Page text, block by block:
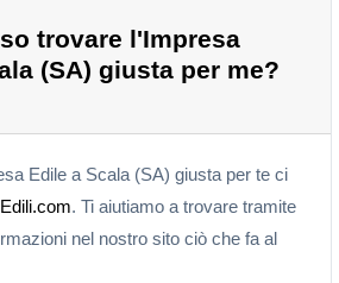
trovare l'Impresa
(SA) giusta per me?
Edile a Scala (SA) giusta per te ci
. Ti aiutiamo a trovare tramite
nel nostro sito ciò che fa al